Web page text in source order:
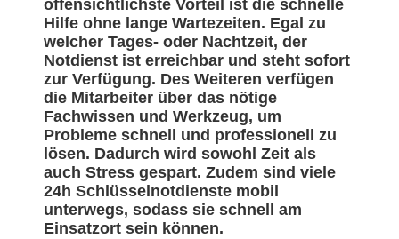
offensichtlichste Vorteil ist die schnelle
Hilfe ohne lange Wartezeiten. Egal zu
welcher Tages- oder Nachtzeit, der
Notdienst ist erreichbar und steht sofort
zur Verfügung. Des Weiteren verfügen
die Mitarbeiter über das nötige
Fachwissen und Werkzeug, um
Probleme schnell und professionell zu
lösen. Dadurch wird sowohl Zeit als
auch Stress gespart. Zudem sind viele
24h Schlüsselnotdienste mobil
unterwegs, sodass sie schnell am
Einsatzort sein können.